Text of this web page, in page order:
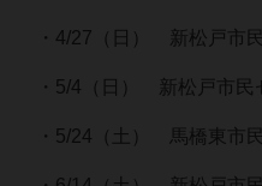
・4/27（日） 新松戸
・5/4（日） 新松戸市
・5/24（土） 馬橋東市